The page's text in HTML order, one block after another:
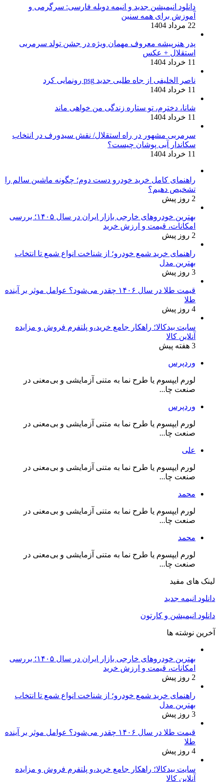
دانلود انیمیشن جدید و انیمه دوبله فارسی: سرگرمی و
آموزش برای همه سنین
22 مرداد 1404
پدر هنرپیشه معروف مهمان ویژه در جشن تولد سرمربی
استقلال + عکس
11 خرداد 1404
ناصر الخلیفی از جاه طلبی جدید psg رونمایی کرد
11 خرداد 1404
شانا، دخترم، تو ستاره زندگی من خواهی ماند
11 خرداد 1404
سرمربی مشهور در راه استقلال/ نقش سیدورف در انتخاب
سکاندار آبی پوشان چیست؟
11 خرداد 1404
راهنمای کامل خرید خودرو دست دوم؛ چگونه ماشین سالم را
تشخیص دهیم؟
2 روز پیش
بهترین خودروهای خارجی بازار ایران در سال ۱۴۰۵؛ بررسی
امکانات، قیمت و ارزش خرید
2 روز پیش
راهنمای خرید شمع خودرو؛ از شناخت انواع شمع تا انتخاب
بهترین مدل
3 روز پیش
قیمت طلا در سال ۱۴۰۶ چقدر می‌شود؟ عوامل موثر بر آینده
طلا
4 روز پیش
سایت بیدکالا؛ راهکار جامع خرید،و پلتفرم فروش و مزایده
آنلاین کالا
3 هفته پیش
وردپرس
لورم ایپسوم یا طرح‌ نما به متنی آزمایشی و بی‌معنی در
صنعت چا...
وردپرس
لورم ایپسوم یا طرح‌ نما به متنی آزمایشی و بی‌معنی در
صنعت چا...
علی
لورم ایپسوم یا طرح‌ نما به متنی آزمایشی و بی‌معنی در
صنعت چا...
محمد
لورم ایپسوم یا طرح‌ نما به متنی آزمایشی و بی‌معنی در
صنعت چا...
محمد
لورم ایپسوم یا طرح‌ نما به متنی آزمایشی و بی‌معنی در
صنعت چا...
لینک های مفید
دانلود انیمه جدید
دانلود انیمیشن و کارتون
آخرین نوشته ها
بهترین خودروهای خارجی بازار ایران در سال ۱۴۰۵؛ بررسی
امکانات، قیمت و ارزش خرید
2 روز پیش
راهنمای خرید شمع خودرو؛ از شناخت انواع شمع تا انتخاب
بهترین مدل
3 روز پیش
قیمت طلا در سال ۱۴۰۶ چقدر می‌شود؟ عوامل موثر بر آینده
طلا
4 روز پیش
سایت بیدکالا؛ راهکار جامع خرید،و پلتفرم فروش و مزایده
آنلاین کالا